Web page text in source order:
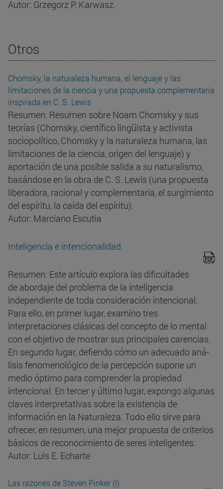
Autor: Grzegorz P. Karwasz.
Otros
Chomsky, la naturaleza humana, el lenguaje y las
limitaciones de la ciencia y una propuesta complementaria
inspirada en C. S. Lewis
Resumen: Resumen sobre Noam Chomsky y sus
teorías (Chomsky, científico lingüista y activista
sociopolítico, Chomsky y la naturaleza humana, las
limitaciones de la ciencia, origen del lenguaje) y
aportación de una posible salida a su naturalismo,
basándose en la obra de C. S. Lewis (una propuesta
liberadora, racional y complementaria, el surgimiento
del espíritu, la caída del espíritu).
Autor: Marciano Escutia
Inteligencia e intencionalidad
Resumen: Este artículo explora las dificultades
de abordaje del problema de la inteligencia
independiente de toda consideración intencional.
Para ello, en primer lugar, examino tres
interpretaciones clásicas del concepto de lo mental
con el objetivo de mostrar sus principales carencias.
En segundo lugar, defiendo cómo un adecuado aná-
lisis fenomenológico de la percepción supone un
medio óptimo para comprender la propiedad
intencional. En tercer y último lugar, expongo algunas
claves interpretativas sobre la existencia de
información en la Naturaleza. Todo ello sirve para
ofrecer, en resumen, una mejor propuesta de criterios
básicos de reconocimiento de seres inteligentes.
Autor: Luis E. Echarte
Las razones de Steven Pinker (I)